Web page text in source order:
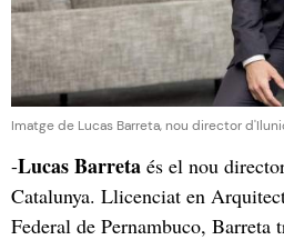
Imatge de Lucas Barreta, nou director
-Lucas Barreta és el nou
Catalunya. Llicenciat en
Federal de Pernambuco, Barreta